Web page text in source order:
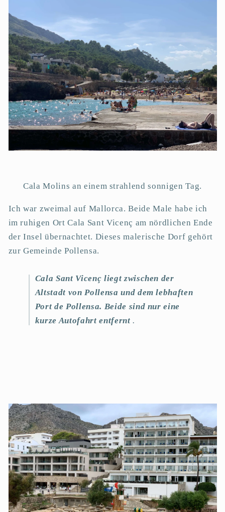
Cala Molins an einem strahlend sonnigen Tag.
Ich war zweimal auf Mallorca. Beide Male habe ich
im ruhigen Ort Cala Sant Vicenç am nördlichen Ende
der Insel übernachtet. Dieses malerische Dorf gehört
zur Gemeinde Pollensa.
Cala Sant Vicenç liegt zwischen der
Altstadt von Pollensa und dem lebhaften
Port de Pollensa. Beide sind nur eine
kurze Autofahrt entfernt .